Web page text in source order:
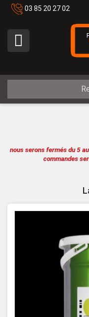
03 85 20 27 02

nous serons fermés du 5
commandes